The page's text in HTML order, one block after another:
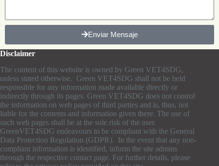
Enviar Mensaje
Disclaimer
The content of this website is owned by Green VET4SDG,
unless stated otherwise. Green VET4SDG shall not be held
responsible for any information made available directly or
indirectly through its pages. Green VET4SDG does not control
the information on web pages of third parties and is, thus, not
liable for the contents and information given there. The use of
such web pages shall be at the sole risk of the user.
GreenVET4SDG endeavours to be compliant with the General
Data Protection Regulation (GDPR). In the event that any non-
compliant information is identified, inform the site admins
through the respective contact page. For further details, please